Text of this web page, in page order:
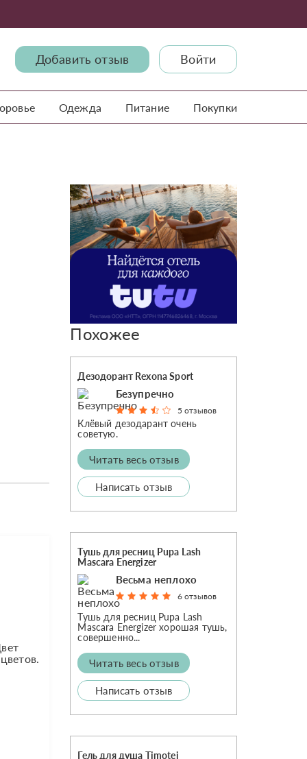
Добавить отзыв Войти
Одежда Питание Покупки
Похожее
Дезодорант Rexona Sport
Безупречно
5 отзывов
Клёвый дезодарант очень
советую.
Читать весь отзыв
Написать отзыв
Тушь для ресниц Pupa Lash
Mascara Energizer
Весьма неплохо
6 отзывов
Тушь для ресниц Pupa Lash
Mascara Energizer хорошая тушь,
совершенно...
Читать весь отзыв
Написать отзыв
Гель для душа Timotei